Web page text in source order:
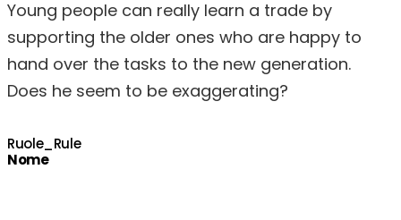
Young people can really learn a trade by
supporting the older ones who are happy to
hand over the tasks to the new generation.
Does he seem to be exaggerating?
Ruole_Rule
Nome